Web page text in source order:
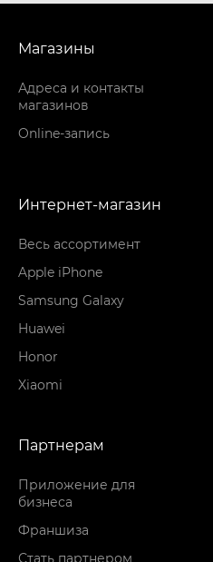
Магазины
Адреса и контакты
магазинов
Online-запись
Интернет-магазин
Весь ассортимент
Apple iPhone
Samsung Galaxy
Huawei
Honor
Xiaomi
Партнерам
Приложение для
бизнеса
Франшиза
Стать партнером